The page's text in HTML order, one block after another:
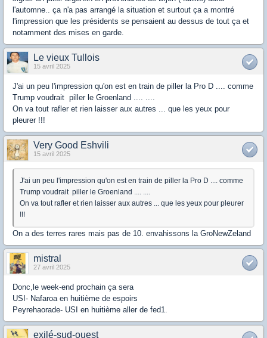
l'automne.. ça n'a pas arrangé la situation et surtout ça a montré
l'impression que les présidents se pensaient au dessus de tout ça et
notamment des mises en garde.
Le vieux Tullois
15 avril 2025
J'ai un peu l'impression qu'on est en train de piller la Pro D .... comme
Trump voudrait piller le Groenland .... ....
On va tout rafler et rien laisser aux autres ... que les yeux pour
pleurer !!!
Very Good Eshvili
15 avril 2025
J'ai un peu l'impression qu'on est en train de piller la Pro D .... comme
Trump voudrait piller le Groenland .... ....
On va tout rafler et rien laisser aux autres ... que les yeux pour pleurer
!!!
On a des terres rares mais pas de 10. envahissons la GroNewZeland
mistral
27 avril 2025
Donc,le week-end prochain ça sera
USI- Nafaroa en huitième de espoirs
Peyrehaorade- USI en huitième aller de fed1.
exilé-sud-ouest